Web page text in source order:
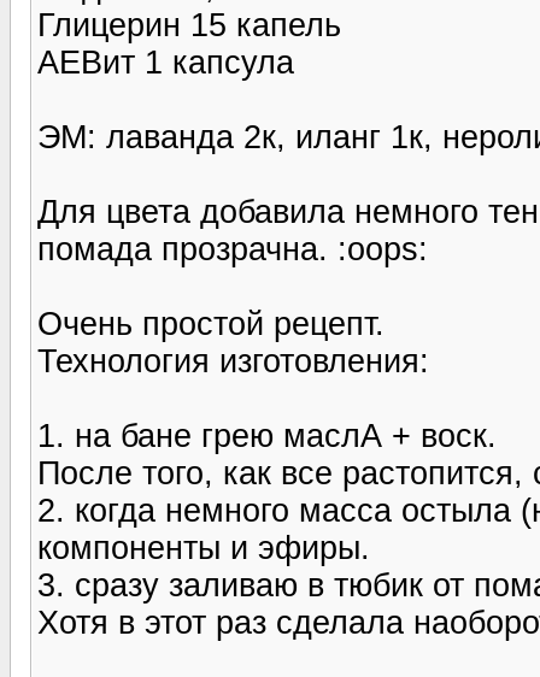
Глицерин 15 капель
АЕВит 1 капсула
ЭМ: лаванда 2к, иланг 1к,
Для цвета добавила немного
помада прозрачна. :oops:
Очень простой рецепт.
Технология изготовления:
1. на бане грею маслА + воск.
После того, как все
2. когда немного масса остыла
компоненты и эфиры.
3. сразу заливаю в тюбик от
Хотя в этот раз сделала